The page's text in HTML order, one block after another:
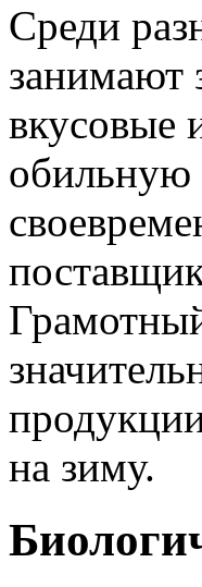
Среди
занимают
вкусовые
обильную
на зиму.